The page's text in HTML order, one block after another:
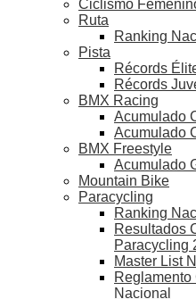
Ciclismo
Ruta
Ranking
Pista
Récords
Récords
BMX Racing
Acumulado
Acumulado
BMX Freestyle
Acumulado
Mountain Bike
Paracycling
Ranking
Resultados
Paracycling
Master List
Reglamento
Nacional